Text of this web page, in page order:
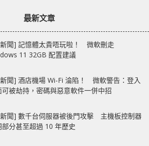
最新文章
聞] 記憶體太貴唔玩啦！ 微軟刪走
11 32GB 配置建議
聞] 酒店機場 Wi-Fi 淪陷！ 微軟警告：登入
可被劫持，密碼與惡意軟件一併中招
聞] 數千台伺服器被後門攻擊 主機板控制器
部分甚至超過 10 年歷史